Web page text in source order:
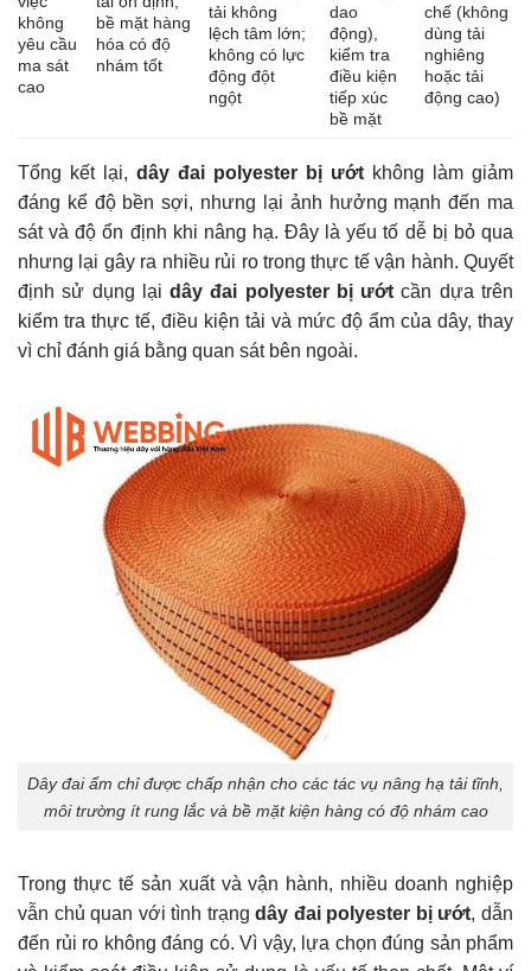
không
yêu cầu
ma sát
cao
bề mặt hàng
hóa có độ
nhám tốt
tải không
lệch tâm lớn;
không có lực
động đột
ngột
dao
động),
kiểm tra
điều kiện
tiếp xúc
bề mặt
chế (không
dùng tải
nghiêng
hoặc tải
động cao)
Tổng kết lại, dây đai polyester bị ướt không làm giảm
đáng kể độ bền sợi, nhưng lại ảnh hưởng mạnh đến ma
sát và độ ổn định khi nâng hạ. Đây là yếu tố dễ bị bỏ qua
nhưng lại gây ra nhiều rủi ro trong thực tế vận hành. Quyết
định sử dụng lạidây đai polyester bị ướt cần dựa trên
kiểm tra thực tế, điều kiện tải và mức độ ẩm của dây, thay
vì chỉ đánh giá bằng quan sát bên ngoài.
Dây đai ẩm chỉ được chấp nhận cho các tác vụ nâng hạ tải tĩnh,
môi trường ít rung lắc và bề mặt kiện hàng có độ nhám cao
Trong thực tế sản xuất và vận hành, nhiều doanh nghiệp
vẫn chủ quan với tình trạngdây đai polyester bị ướt, dẫn
đến rủi ro không đáng có. Vì vậy, lựa chọn đúng sản phẩm